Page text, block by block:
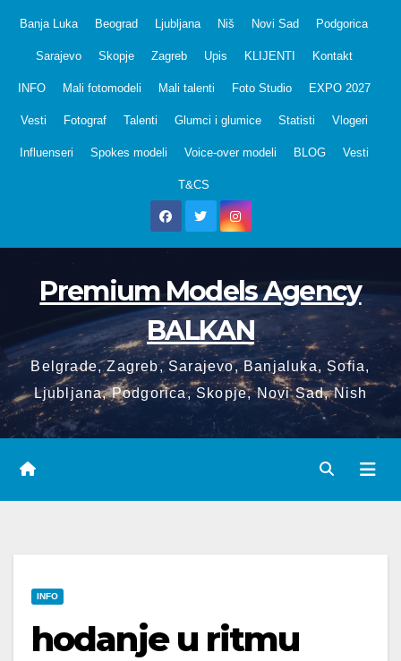
Banja Luka Beograd Ljubljana Niš Novi Sad Podgorica
Sarajevo Skopje Zagreb Upis KLIJENTI Kontakt
INFO Mali fotomodeli Mali talenti Foto Studio EXPO 2027
Vesti Fotograf Talenti Glumci i glumice Statisti Vlogeri
Influenseri Spokes modeli Voice-over modeli BLOG Vesti
T&CS
Premium Models Agency
BALKAN
Belgrade, Zagreb, Sarajevo, Banjaluka, Sofia,
Ljubljana, Podgorica, Skopje, Novi Sad, Nish
INFO
hodanje u ritmu